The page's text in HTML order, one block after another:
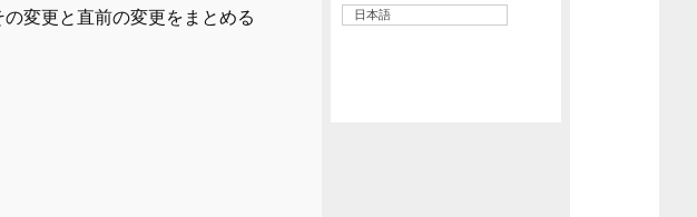
変更と直前の変更をまとめる
日本語